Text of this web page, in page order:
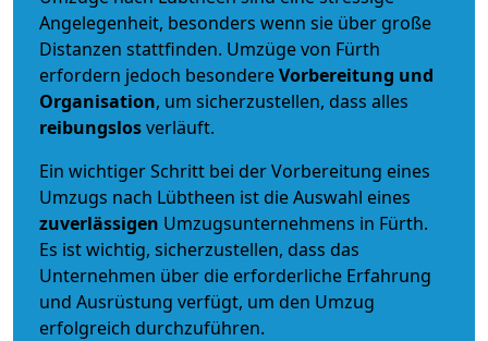
Angelegenheit, besonders wenn sie über große
Distanzen stattfinden. Umzüge von Fürth
erfordern jedoch besondereVorbereitung und
Organisation, um sicherzustellen, dass alles
reibungslosverläuft.
Ein wichtiger Schritt bei der Vorbereitung eines
Umzugs nach Lübtheen ist die Auswahl eines
zuverlässigen Umzugsunternehmens in Fürth.
Es ist wichtig, sicherzustellen, dass das
Unternehmen über die erforderliche Erfahrung
und Ausrüstung verfügt, um den Umzug
erfolgreich durchzuführen.